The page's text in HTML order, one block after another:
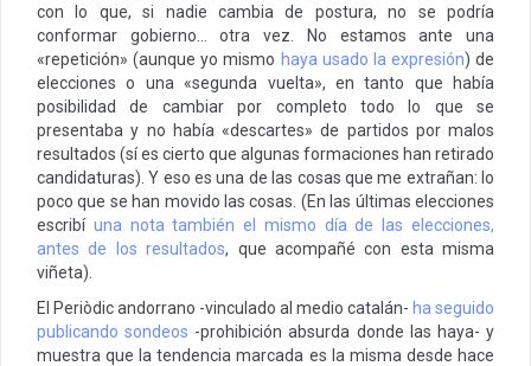
con lo que, si nadie cambia de postura, no se podría
conformar gobierno… otra vez. No estamos ante una
«repetición» (aunque yo mismo haya usado la expresión) de
elecciones o una «segunda vuelta», en tanto que había
posibilidad de cambiar por completo todo lo que se
presentaba y no había «descartes» de partidos por malos
resultados (sí es cierto que algunas formaciones han retirado
candidaturas). Y eso es una de las cosas que me extrañan: lo
poco que se han movido las cosas. (En las últimas elecciones
escribí una nota también el mismo día de las elecciones,
antes de los resultados, que acompañé con esta misma
viñeta).
El Periòdic andorrano -vinculado al medio catalán- ha seguido
publicando sondeos -prohibición absurda donde las haya- y
muestra que la tendencia marcada es la misma desde hace